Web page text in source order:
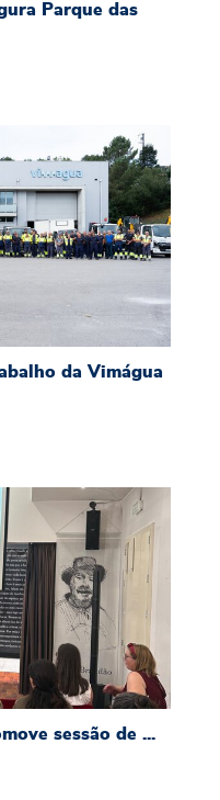
Parque das
trabalho da Vimágua
da Vimágua
sessão de
sessão de ...